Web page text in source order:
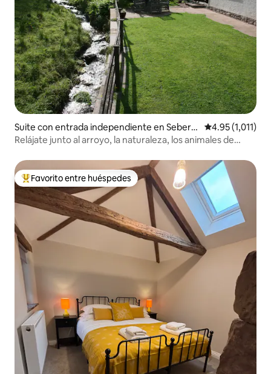
Suite con entrada independiente en Seberg
ham
Calificación
4.95 (1,011)
Relájate junto al arroyo, la naturaleza, los animales de
De los mejores en Favorito entre huéspedes
Favorito entre huéspedes